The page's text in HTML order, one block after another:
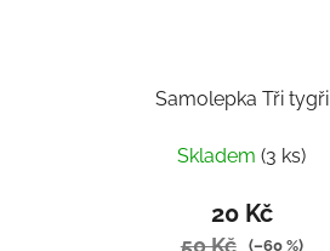
Samolepka Tři tygři
Skladem(3 ks)
20 Kč
50 Kč (–60 %)